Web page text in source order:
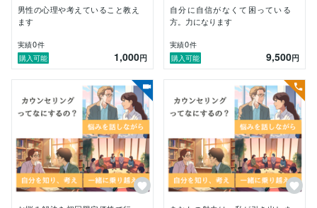
えっ！？そんなこと。
と思ったかもしれません。
しかし、私のもとに訪れる人のほぼ全員に共通している
こととして、自信が無いことがあげられます。
では自信が無いだけで、本当に悩みにつながるのか。
そして自信を持つだけで、本当に解決に大きく近づくの
かを考えてみたいと思います。
男性の心理や考えていること教え
ます
実績0件
購入可能
1,000円
自分に自信がなくて困っている
方。力になります
実績0件
購入可能
9,500円